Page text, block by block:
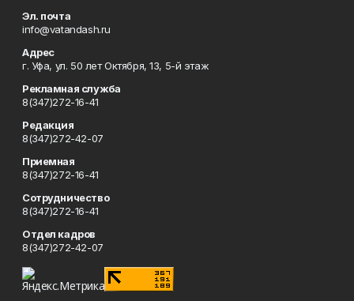
Эл. почта
info@vatandash.ru
Адрес
г. Уфа, ул. 50 лет Октября, 13, 5-й этаж
Рекламная служба
8(347)272-16-41
Редакция
8(347)272-42-07
Приемная
8(347)272-16-41
Сотрудничество
8(347)272-16-41
Отдел кадров
8(347)272-42-07